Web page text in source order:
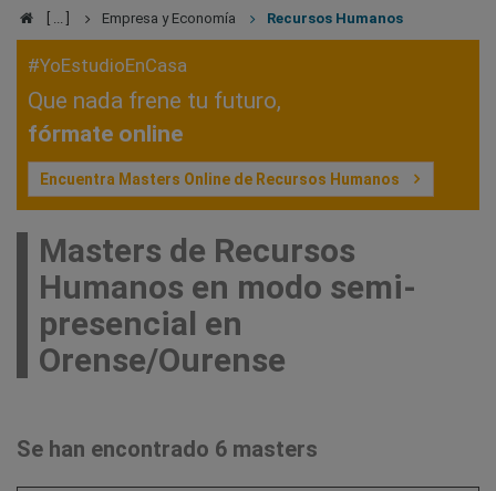
Empresa y Economía Recursos Humanos
#YoEstudioEnCasa
Que nada frene tu futuro,
fórmate online
Encuentra Masters Online de Recursos Humanos
Masters de Recursos
Humanos en modo semi-
presencial en
Orense/Ourense
Se han encontrado 6 masters